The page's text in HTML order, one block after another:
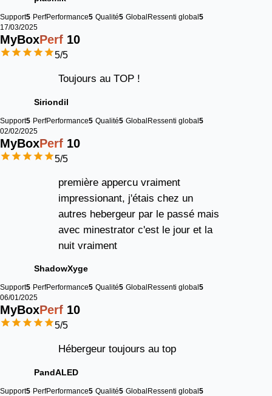
Support5 PerfPerformance5 Qualité5 Global Ressenti global 5
17/03/2025
MyBoxPerf 10
5/5
Toujours au TOP !
Siriondil
Support5 PerfPerformance5 Qualité5 GlobalRessenti global5
02/02/2025
MyBoxPerf 10
5/5
première appercu vraiment
impressionant, j'étais chez un
autres hebergeur par le passé mais
avec minestrator c'est le jour et la
nuit vraiment
ShadowXyge
Support5 PerfPerformance5 Qualité5 Global Ressenti global 5
06/01/2025
MyBoxPerf 10
5/5
Hébergeur toujours au top
PandALED
Support5 PerfPerformance5 Qualité5 Global Ressenti global 5